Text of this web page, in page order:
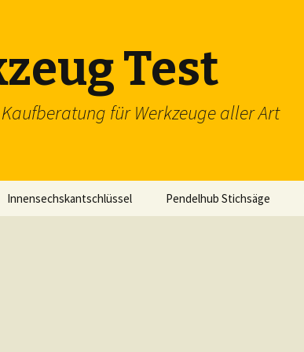
Test
Kaufberatung für Werkzeuge aller Art
Innensechskantschlüssel Pendelhub Stichsäge